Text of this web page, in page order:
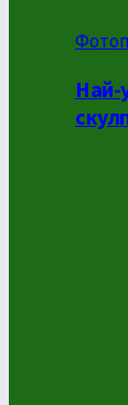
Най-